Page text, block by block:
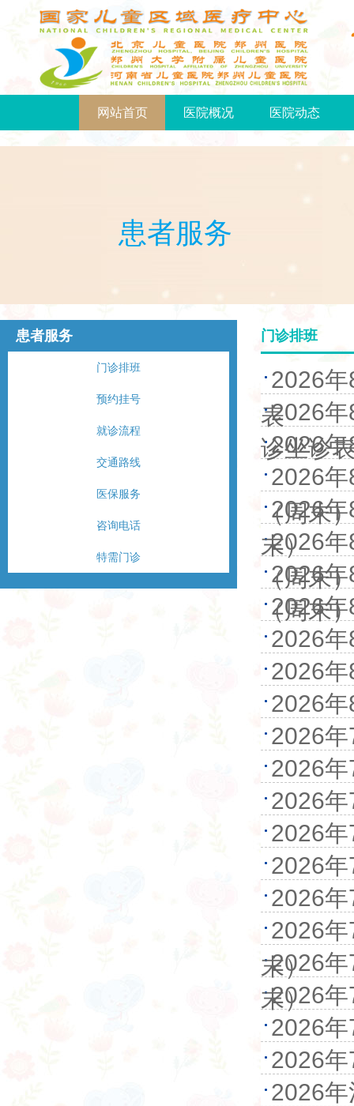
网站首页 医院概况 医院动态
患者服务
患者服务
门诊排班
预约挂号
就诊流程
交通路线
医保服务
咨询电话
特需门诊
门诊排班
2026
表2026年
诊坐诊
2026
2026
（周末
2026
末）
2026年
（周末
2026
（周末
2026
2026
2026
2026
2026
2026
2026
2026
2026
2026
2026
末）
2026年
末）
2026年
2026
2026
2026